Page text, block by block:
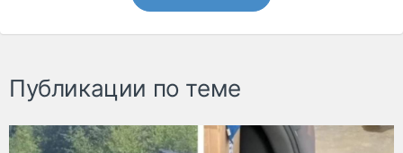
Публикации по теме